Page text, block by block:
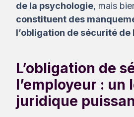
de la psychologie, mais
constituent des
l’obligation de sécurité de
L’obligation de
l’employeur : un
juridique